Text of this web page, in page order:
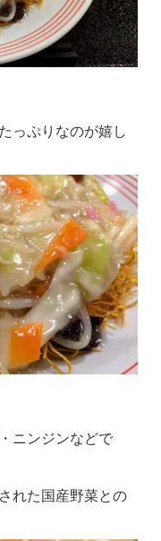
っぷりなのが嬉し
ニンジンなどで
れた国産野菜との